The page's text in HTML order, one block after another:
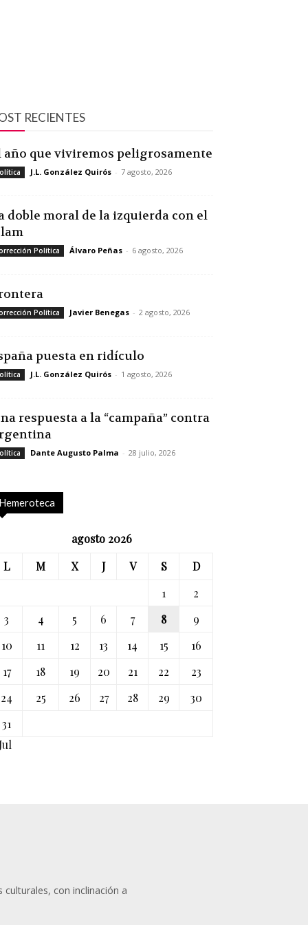
RECIENTES
año que viviremos peligrosamente
J.L. González Quirós - 7 agosto, 2026
doble moral de la izquierda con el
Política Álvaro Peñas - 6 agosto, 2026
Política Javier Benegas - 2 agosto, 2026
puesta en ridículo
J.L. González Quirós - 1 agosto, 2026
respuesta a la “campaña” contra
Dante Augusto Palma - 28 julio, 2026
Hemeroteca
agosto 2026
L
M X J V S
D
1
2
3
4 5 6 7 8
9
10
11 12 13 14 15
16
17
18 19 20 21 22
23
24
25 26 27 28 29
30
31
con inclinación a